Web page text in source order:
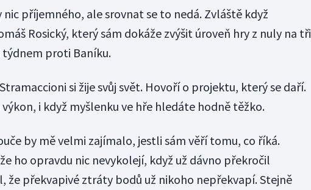
nic příjemného, ale srovnat se to nedá. Zvláště když
Rosický, který sám dokáže zvýšit úroveň hry z nuly na tři
proti Baníku.
si žije svůj svět. Hovoří o projektu, který se daří.
výkon, i když myšlenku ve hře hledáte hodně těžko.
by mě velmi zajímalo, jestli sám věří tomu, co říká.
ho opravdu nic nevykolejí, když už dávno překročil
že překvapivé ztráty bodů už nikoho nepřekvapí. Stejně